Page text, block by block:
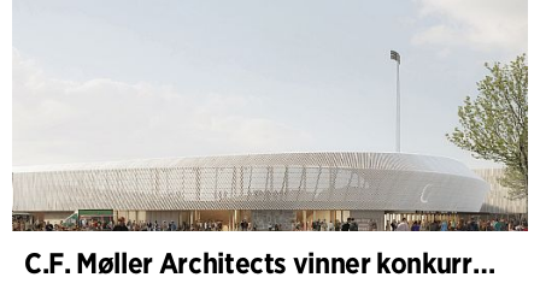
C.F. Møller Architects vinner konkurranse om nytt stadion i Malmö